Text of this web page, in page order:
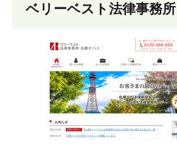
ベリーベスト法律事務